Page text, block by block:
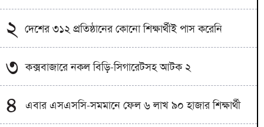
২ দেশের ৩১২ প্রতিষ্ঠানের কোনো শিক্ষার্থীই পাস করেনি
৩ কক্সবাজারে নকল বিড়ি-সিগারেটসহ আটক ২
৪ এবার এসএসসি-সমমানে ফেল ৬ লাখ ৯০ হাজার শিক্ষার্থী